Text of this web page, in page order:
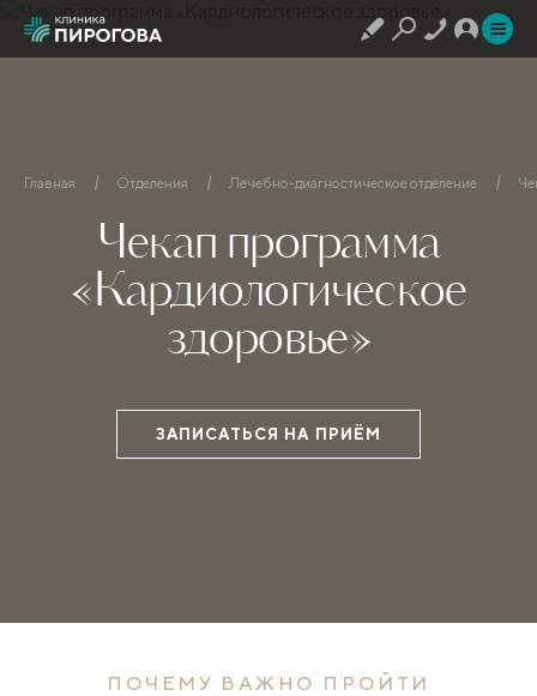
Главная Отделения Лечебно-диагностическое отделение
Чекап программа
«Кардиологическое
здоровье»
ЗАПИСАТЬСЯ НА ПРИЁМ
ПОЧЕМУ ВАЖНО ПРОЙТИ